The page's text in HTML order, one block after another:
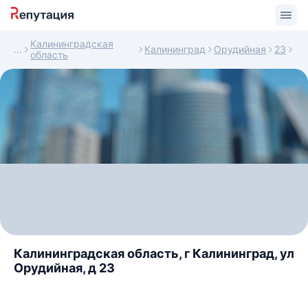
Калининградская
область
Калининград Орудийная 23
Калининградская область, г Калининград, ул
Орудийная, д 23